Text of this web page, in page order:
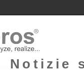
Notizie